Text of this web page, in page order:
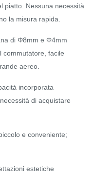
piatto. Nessuna necessità
la misura rapida.
di Φ8mm e Φ4mm
commutatore, facile
aereo.
incorporata
di acquistare
e conveniente;
estetiche